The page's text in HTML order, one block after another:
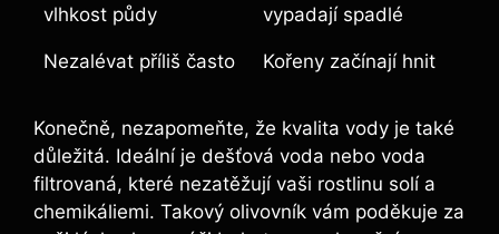
vlhkost půdy
vypadají spadlé
Nezalévat příliš často Kořeny začínají hnit
Konečně, nezapomeňte, že kvalita vody je také
důležitá. Ideální je dešťová voda nebo voda
filtrovaná, které nezatěžují vaši rostlinu solí a
chemikáliemi. Takový olivovník vám poděkuje za